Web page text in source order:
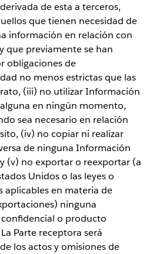
de esta a terceros,
que tienen necesidad de
información en relación con
que previamente se han
obligaciones de
no menos estrictas que las
(iii) no utilizar Información
en ningún momento,
sea necesario en relación
(iv) no copiar ni realizar
de ninguna Información
(v) no exportar o reexportar (a
Unidos o las leyes o
aplicables en materia de
ninguna
o producto
Parte receptora será
los actos y omisiones de